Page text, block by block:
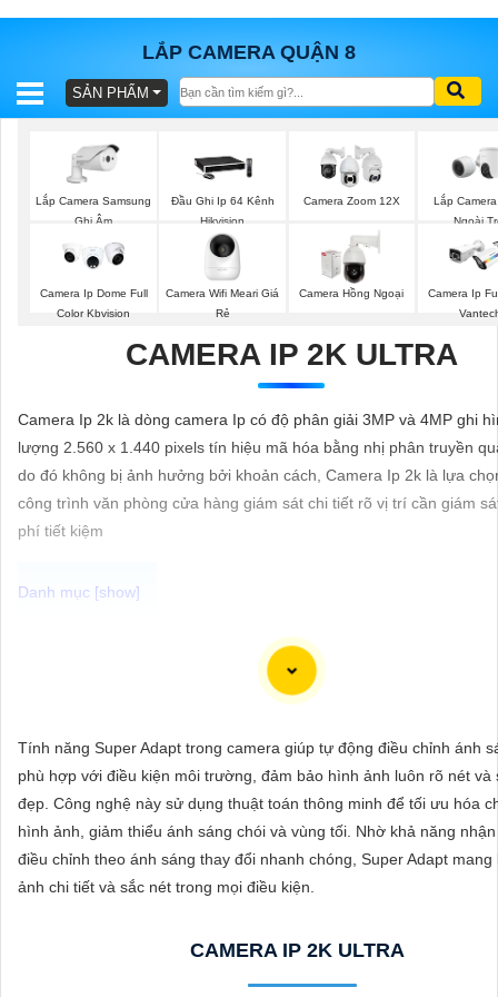
LẮP CAMERA QUẬN 8
BÁO
SẢN
PHẨM
TƯ
VẤN
LẮP
ĐẶT
PHỤ
TƯ
VỤ
SẢN PHẨM
Lắp Camera Samsung
Ghi Âm
Đầu Ghi Ip 64 Kênh
Hikvision
Camera Zoom 12X
Lắp
Ngoài
Camera Ip Dome Full
Color Kbvision
Camera Wifi Meari Giá
Rẻ
Camera Hồng Ngoại
Camera Ip
CAMERA IP 2K ULTRA
Camera Ip 2k là dòng camera Ip có độ phân giải 3MP và 4MP ghi
lượng 2.560 x 1.440 pixels tín hiệu mã hóa bằng nhị phân truyền
do đó không bị ảnh hưởng bởi khoản cách, Camera Ip 2k là lựa
công trình văn phòng cửa hàng giám sát chi tiết rõ vị trí cần giám
phí tiết kiệm
Đầu ghi camera hỗ trợ 4 ổ cứng là một giải pháp lý tưởng cho hệ
camera an ninh tại gia đình hoặc doanh nghiệp. Với khả năng hỗ
dàng theo dõi và quản lý dữ liệu camera.
sức trong việc quản lý hệ thống camera.
Tính năng Super Adapt trong camera giúp tự động điều chỉnh ánh
phù hợp với điều kiện môi trường, đảm bảo hình ảnh luôn rõ nét và
đẹp. Công nghệ này sử dụng thuật toán thông minh để tối ưu hóa
hình ảnh, giảm thiểu ánh sáng chói và vùng tối. Nhờ khả năng
điều chỉnh theo ánh sáng thay đổi nhanh chóng, Super Adapt mang
ảnh chi tiết và sắc nét trong mọi điều kiện.
CAMERA IP 2K ULTRA